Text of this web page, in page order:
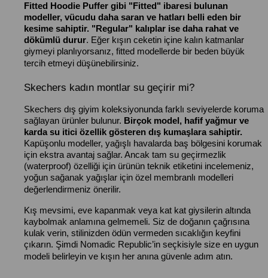
Fitted Hoodie Puffer gibi "Fitted" ibaresi bulunan
modeller, vücudu daha saran ve hatları belli eden bir
kesime sahiptir. "Regular" kalıplar ise daha rahat ve
dökümlü durur. Eğer kışın ceketin içine kalın katmanlar
giymeyi planlıyorsanız, fitted modellerde bir beden büyük
tercih etmeyi düşünebilirsiniz.
Skechers kadın montlar su geçirir mi?
Skechers dış giyim koleksiyonunda farklı seviyelerde koruma
sağlayan ürünler bulunur. Birçok model, hafif yağmur ve
karda su itici özellik gösteren dış kumaşlara sahiptir.
Kapüşonlu modeller, yağışlı havalarda baş bölgesini korumak
için ekstra avantaj sağlar. Ancak tam su geçirmezlik
(waterproof) özelliği için ürünün teknik etiketini incelemeniz,
yoğun sağanak yağışlar için özel membranlı modelleri
değerlendirmeniz önerilir.
Kış mevsimi, eve kapanmak veya kat kat giysilerin altında
kaybolmak anlamına gelmemeli. Siz de doğanın çağrısına
kulak verin, stilinizden ödün vermeden sıcaklığın keyfini
çıkarın. Şimdi Nomadic Republic’in seçkisiyle size en uygun
modeli belirleyin ve kışın her anına güvenle adım atın.